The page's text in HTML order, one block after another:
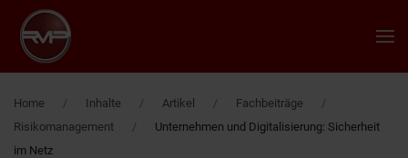
Zum Hauptinhalt springen
Home Inhalte Artikel
Fachbeiträge
Risikomanagement
Unternehmen und Digitalisierung: Sicherheit
im Netz